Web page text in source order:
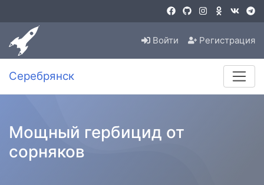
Войти Регистрация
Серебрянск
Мощный гербицид от
сорняков